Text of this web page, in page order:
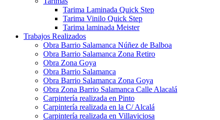
Tarima Laminada Quick Step
Tarima Vinilo Quick Step
Tarima laminada Meister
Trabajos Realizados
Obra Barrio Salamanca Núñez de Balboa
Obra Barrio Salamanca Zona Retiro
Obra Zona Goya
Obra Barrio Salamanca
Obra Barrio Salamanca Zona Goya
Obra Zona Barrio Salamanca Calle Alacalá
Carpintería realizada en Pinto
Carpintería realizada en la C/ Alcalá
Carpintería realizada en Villaviciosa